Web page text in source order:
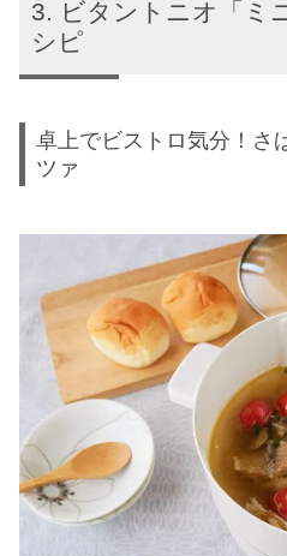
ビタントニオ「ミ
シピ
卓上でビストロ気分！さ
ツァ